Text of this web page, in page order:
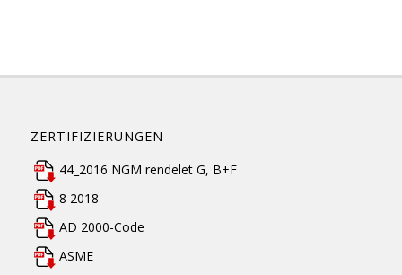
ZERTIFIZIERUNGEN
44_2016 NGM rendelet G, B+F
8 2018
AD 2000-Code
ASME